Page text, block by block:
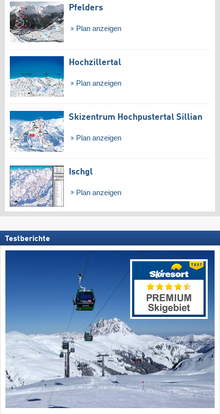
Pfelders
Plan anzeigen
Hochzillertal
Plan anzeigen
Skizentrum Hochpustertal Sillian
Plan anzeigen
Ischgl
Plan anzeigen
Testberichte